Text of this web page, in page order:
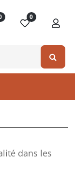
0
dans les